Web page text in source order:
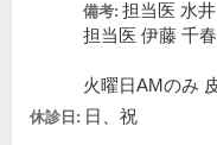
備考: 担当医 水
担当医 伊藤 千
火曜日AMのみ
休診日: 日、祝